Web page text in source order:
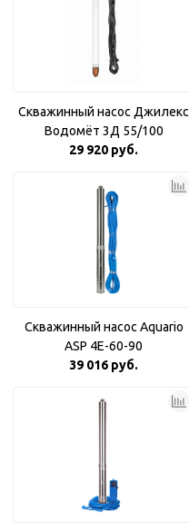
Скважинный насос Джилекс
Водомёт 3Д 55/100
29 920 руб.
Скважинный насос Aquario
ASP 4E-60-90
39 016 руб.